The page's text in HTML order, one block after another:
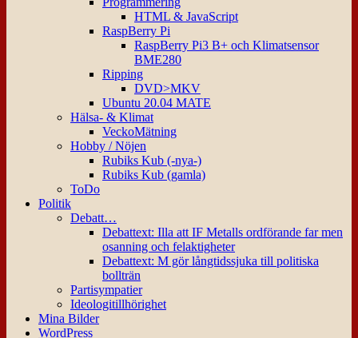
HTML & JavaScript
RaspBerry Pi
RaspBerry Pi3 B+ och Klimatsensor
BME280
Ripping
DVD>MKV
Ubuntu 20.04 MATE
Hälsa- & Klimat
VeckoMätning
Hobby / Nöjen
Rubiks Kub (-nya-)
Rubiks Kub (gamla)
ToDo
Politik
Debatt…
Debattext: Illa att IF Metalls ordförande far men
osanning och felaktigheter
Debattext: M gör långtidssjuka till politiska
bollträn
Partisympatier
Ideologitillhörighet
Mina Bilder
WordPress